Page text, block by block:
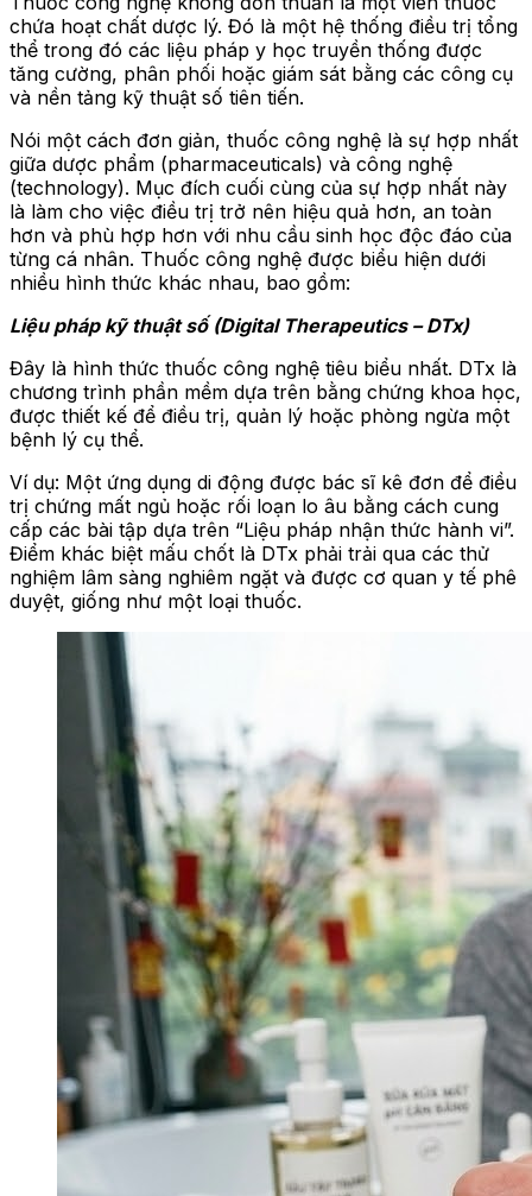
chứa hoạt chất dược lý. Đó là một hệ thống điều trị tổng
thể trong đó các liệu pháp y học truyền thống được
tăng cường, phân phối hoặc giám sát bằng các công cụ
và nền tảng kỹ thuật số tiên tiến.
Nói một cách đơn giản, thuốc công nghệ là sự hợp nhất
giữa dược phẩm (pharmaceuticals) và công nghệ
(technology). Mục đích cuối cùng của sự hợp nhất này
là làm cho việc điều trị trở nên hiệu quả hơn, an toàn
hơn và phù hợp hơn với nhu cầu sinh học độc đáo của
từng cá nhân. Thuốc công nghệ được biểu hiện dưới
nhiều hình thức khác nhau, bao gồm:
Liệu pháp kỹ thuật số (Digital Therapeutics – DTx)
Đây là hình thức thuốc công nghệ tiêu biểu nhất. DTx là
chương trình phần mềm dựa trên bằng chứng khoa học,
được thiết kế để điều trị, quản lý hoặc phòng ngừa một
bệnh lý cụ thể.
Ví dụ: Một ứng dụng di động được bác sĩ kê đơn để điều
trị chứng mất ngủ hoặc rối loạn lo âu bằng cách cung
cấp các bài tập dựa trên “Liệu pháp nhận thức hành vi”.
Điểm khác biệt mấu chốt là DTx phải trải qua các thử
nghiệm lâm sàng nghiêm ngặt và được cơ quan y tế phê
duyệt, giống như một loại thuốc.